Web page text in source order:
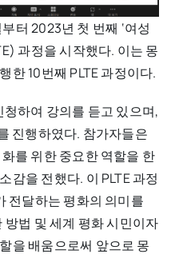
터 2023년 첫 번째 ‘여성
과정을 시작했다. 이는 몽
한 10번째 PLTE 과정이다.
하여 강의를 듣고 있으며,
진행하였다. 참가자들은
를 위한 중요한 역할을 한
감을 전했다. 이 PLTE 과정
전달하는 평화의 의미를
법 및 세계 평화 시민이자
을 배움으로써 앞으로 몽